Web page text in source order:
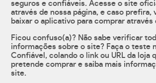
seguros e confiáveis. Acesse o site
através de nossa página, e caso prefira,
baixar o aplicativo para comprar através
Ficou confuso(a)? Não sabe verificar
informações sobre o site? Faça o teste
Confiável, colando o link ou URL da loja
pretende comprar e saiba mais
site.